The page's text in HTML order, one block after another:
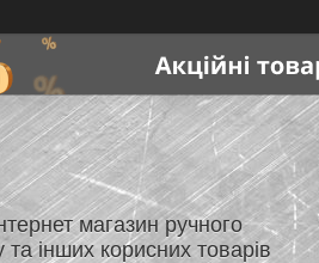
магазин ручного
та інших корисних товарів